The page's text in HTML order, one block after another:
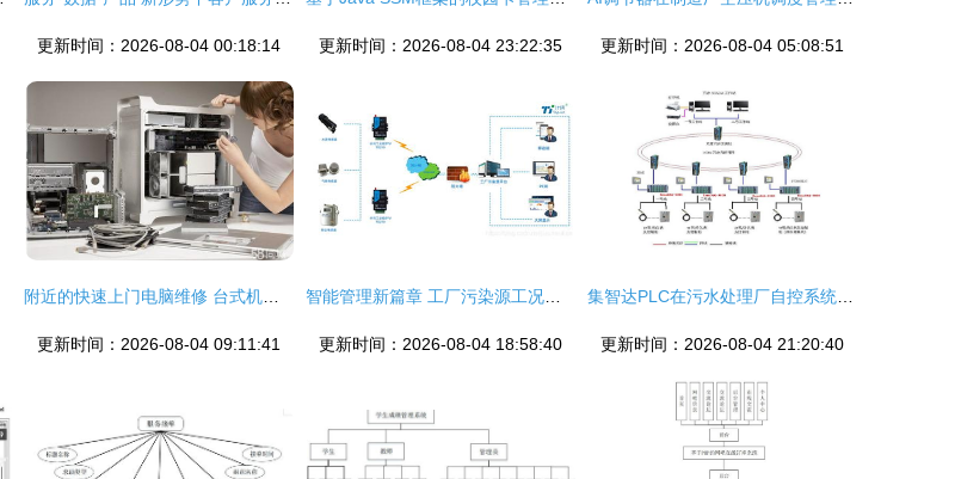
更新时间：2026-08-04 00:18:14 更新时间：2026-08-04 23:22:35 更新时间：2026-08-04 05:08:51
更新时间：2026-08-04 09:11:41 更新时间：2026-08-04 18:58:40 更新时间：2026-08-04 21:20:40